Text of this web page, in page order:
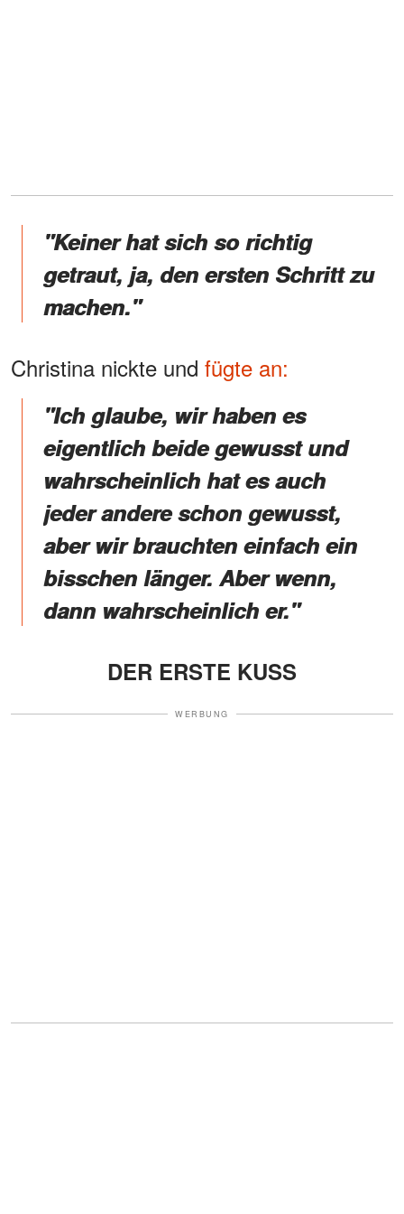
"Keiner hat sich so richtig
getraut, ja, den ersten Schritt zu
machen."
Christina nickte und fügte an:
"Ich glaube, wir haben es
eigentlich beide gewusst und
wahrscheinlich hat es auch
jeder andere schon gewusst,
aber wir brauchten einfach ein
bisschen länger. Aber wenn,
dann wahrscheinlich er."
DER ERSTE KUSS
WERBUNG